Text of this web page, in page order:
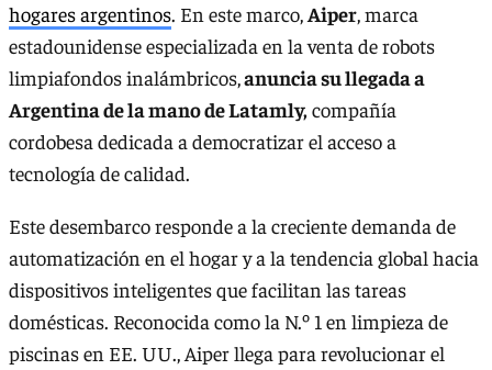
hogares argentinos. En este marco,Aiper, marca
estadounidense especializada en la venta de robots
limpiafondos inalámbricos,anuncia su llegada a
Argentina de la mano de Latamly,compañía
cordobesa dedicada a democratizar el acceso a
tecnología de calidad.
Este desembarco responde a la creciente demanda de
automatización en el hogar y a la tendencia global hacia
dispositivos inteligentes que facilitan las tareas
domésticas. Reconocida como la N.º 1 en limpieza de
piscinas en EE. UU., Aiper llega para revolucionar el